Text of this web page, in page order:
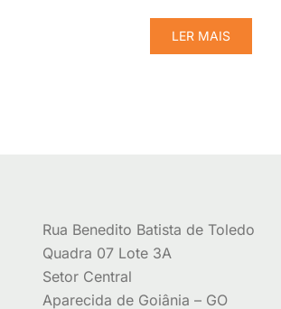
LER MAIS
Rua Benedito Batista de Toledo
Quadra 07 Lote 3A
Setor Central
Aparecida de Goiânia – GO